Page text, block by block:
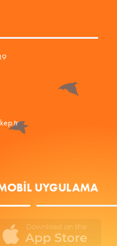
UYGULAMA